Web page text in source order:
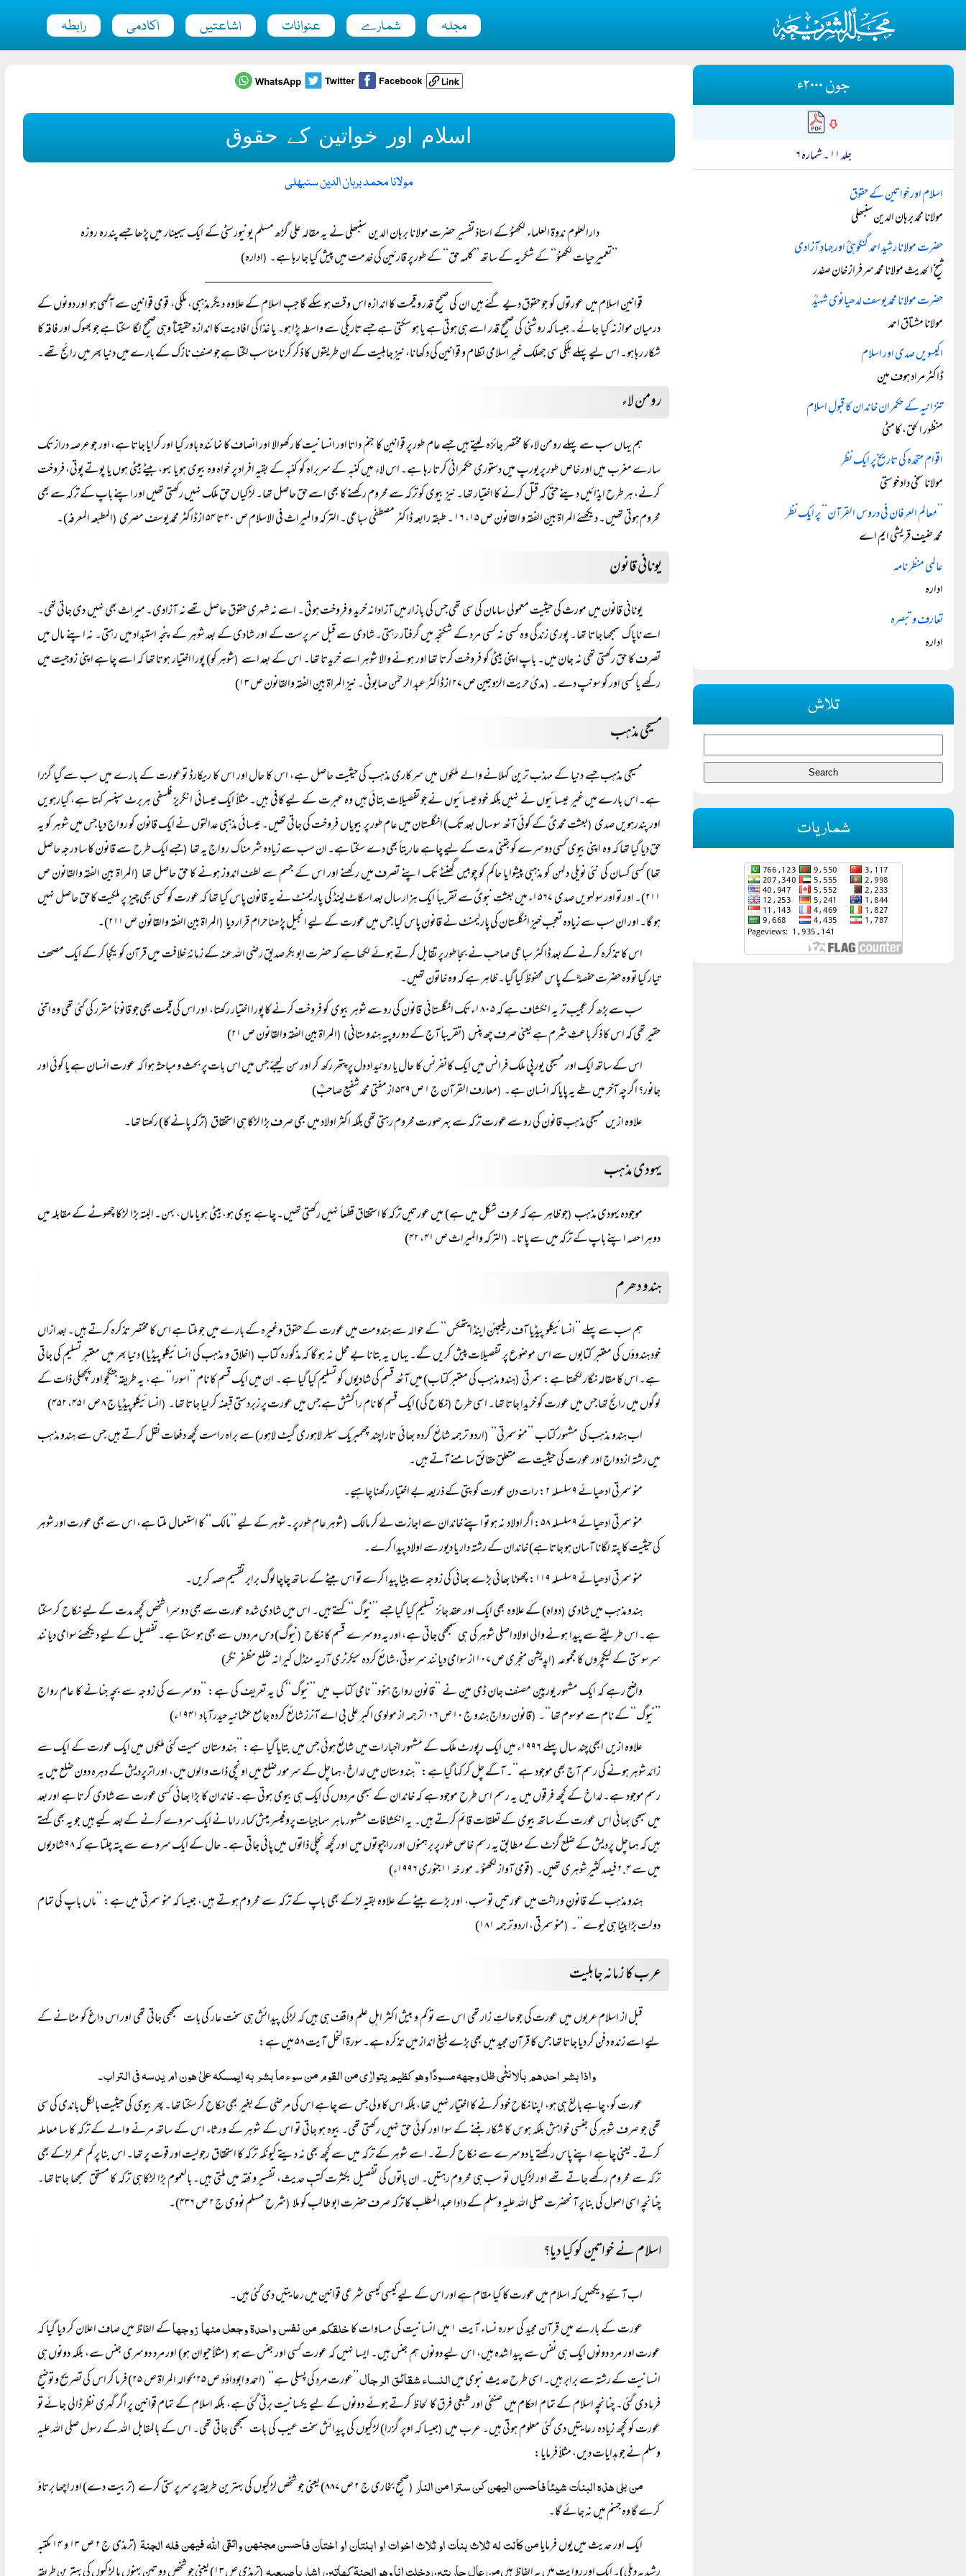
مجلہ شمارے عنوانات اشاعتیں اکادمی رابطہ
اسلام اور خواتین کے حقوق
مولانا محمد برہان الدین سنبھلی
دارالعلوم ندوۃ العلماء لکھنؤ کے استاذ تفسیر حضرت مولانا برہان الدین سنبھلی نے یہ مقالہ علی گڑھ مسلم یونیورسٹی کے ایک سیمینار میں پڑھا جسے پندرہ روزہ
’’تعمیرِ حیات لکھنؤ‘‘ کے شکریہ کے ساتھ ’’کلمہ حق‘‘ کے طور پر قارئین کی خدمت میں پیش کیا جا رہا ہے۔ (ادارہ)
قوانینِ اسلام میں عورتوں کو جو حقوق دیے گئے ہیں ان کی صحیح قدر و قیمت کا اندازہ اس وقت ہو سکے گا جب اسلام کے علاوہ دیگر مذہبی، ملکی، قومی قوانین سے آگہی ہو اور دونوں کے
درمیان موازنہ کیا جائے۔ جیسا کہ روشنی کی صحیح قدر اسے ہی ہوتی ہے یا ہو سکتی ہے جسے تاریکی سے واسطہ پڑا ہو۔ یا غذا کی افادیت کا اندازہ حقیقتاً وہی صحیح لگا سکتا ہے جو بھوک اور فاقہ کا
شکار رہا ہو۔ اس لیے پہلے ہلکی سی جھلک غیر اسلامی نظام و قوانین کی دکھانا، نیز جاہلیت کے ان طریقوں کا ذکر کرنا مناسب لگتا ہے جو صنفِ نازک کے بارے میں دنیا بھر میں رائج تھے۔
رومن لاء
ہم یہاں سب سے پہلے رومن لاء کا مختصر جائزہ لیتے ہیں جسے عام طور پر قوانین کا جنم داتا اور انسانیت کا رکھوالا اور انصاف کا نمائندہ باور کیا اور کرایا جاتا ہے، اور جو عرصہ دراز تک
سارے مغرب میں اور خاص طور پر یورپ میں دستوری حکمرانی کرتا رہا ہے۔ اس لاء میں کنبہ کے سربراہ کو کنبہ کے بقیہ افراد پر خواہ وہ بیوی ہو یا بہو، بیٹے بیٹی ہوں یا پوتے پوتی، فروخت
کرنے، ہر طرح ایذائیں دینے حتٰی کہ قتل کرنے کا اختیار تھا۔ نیز بیوی کو ترکہ سے محروم رکھنے کا بھی اسے حق حاصل تھا۔ لڑکیاں حقِ ملک نہیں رکھتی تھیں اور اپنے باپ کے ترکہ سے بھی
محروم ہوتی تھیں۔ دیکھئے المراۃ بین الفقہ و القانون ص ۱۵، ۱۶ ۔ طبقہ رابعہ ڈاکٹر مصطفٰی سباعی۔ الترکہ والمیراث فی الاسلام ص ۴۰ تا ۵۴ از ڈاکٹر محمد یوسف مصری
(المطبعہ المعرفہ)۔
یونانی قانون
یونانی قانون میں مورث کی حیثیت معمولی سامان کی سی تھی جس کی بازار میں آزادانہ خرید و فروخت ہوتی۔ اسے نہ شہری حقوق حاصل تھے نہ آزادی۔ میراث بھی نہیں دی جاتی تھی۔
اسے ناپاک سمجھا جاتا تھا۔ پوری زندگی وہ کسی نہ کسی مرد کے شکنجہ میں گرفتار رہتی۔ شادی سے قبل سرپرست کے اور شادی کے بعد شوہر کے پنجہ استبداد میں رہتی۔ نہ اپنے مال میں
تصرف کا حق رکھتی تھی نہ جان میں۔ باپ اپنی بیٹی کو فروخت کرتا تھا اور ہونے والا شوہر اسے خریدتا تھا۔ اس کے بعد اسے (شوہر کو) پورا اختیار ہوتا تھا کہ اسے چاہے اپنی زوجیت میں
رکھے یا کسی اور کو سونپ دے۔ (مدیٰ حریت الزوجین ص ۲۷ از ڈاکٹر عبد الرحمٰن صابونی۔ نیز المراۃ بین الفقہ والقانون ص ۱۳)
مسیحی مذہب
مسیحی مذہب جسے دنیا کے مہذب ترین کہلانے والے ملکوں میں سرکاری مذہب کی حیثیت حاصل ہے، اس کا حال اور اس کا ریکارڈ تو عورت کے بارے میں سب سے گیا گزرا
ہے۔ اس بارے میں غیر عیسائیوں نے نہیں بلکہ خود عیسائیوں نے جو تفصیلات بتائی ہیں وہ عبرت کے لیے کافی ہیں۔ مثلاً ایک عیسائی انگریز فلسفی ہربرٹ سپنسر کہتا ہے، گیارہویں
اور پندرہویں صدی (بعثتِ محمدیؐ کے کوئی آٹھ سو سال بعد تک) انگلستان میں عام طور پر بیویاں فروخت کی جاتی تھیں۔ عیسائی مذہبی عدالتوں نے ایک قانون کو رواج دیا جس میں شوہر کو یہ
حق دیا گیا تھا کہ وہ اپنی بیوی کسی دوسرے کو جتنی مدت کے لیے چاہے عاریتاً بھی دے سکتا ہے۔ ان سب سے زیادہ شرمناک رواج یہ تھا (جسے ایک طرح سے قانون کا سا درجہ حاصل
تھا) کسی کسان کی نئی نویلی دلہن کو مذہبی پیشوا یا حاکم کو چوبیس گھنٹے تک اپنے تصرف میں رکھنے اور اس کے جسم سے لطف اندوز ہونے کا حق حاصل تھا (المراۃ بین الفقہ والقانون ص
۲۱۱)۔ اور تو اور سولہویں صدی ۱۵۶۷ء میں بعثتِ نبویؐ سے تقریباً ایک ہزار سال بعد اسکاٹ لینڈ کی پارلیمنٹ نے یہ قانون پاس کیا تھا کہ عورت کو کسی بھی چیز پر ملکیت کا حق حاصل نہیں
ہو گا۔ اور ان سب سے زیادہ تعجب خیز انگلستان کی پارلیمنٹ نے قانون پاس کیا جس میں عورت کے لیے انجیل پڑھنا حرام قرار دیا (المراۃ بین الفقہ والقانون ص ۲۱۱)۔
اس کا تذکرہ کرنے کے بعد ڈاکٹر سباعی صاحب نے بجا طور پر تقابل کرتے ہوئے لکھا ہے کہ حضرت ابوبکر صدیق رضی اللہ عنہ کے زمانۂ خلافت میں قرآن کو یکجا کر کے ایک مصحف
تیار کیا تو وہ حضرت حفصہؓ کے پاس محفوظ کیا گیا۔ ظاہر ہے کہ وہ خاتون تھیں۔
سب سے بڑھ کر عجیب تر یہ انکشاف ہے کہ ۱۸۰۵ء تک انگلستانی قانون کی رو سے شوہر بیوی کو فروخت کرنے کا پورا اختیار رکھتا، اور اس کی قیمت بھی جو قانوناً مقرر کی گئی تھی وہ اتنی
حقیر تھی کہ اس کا ذکر باعثِ شرم ہے یعنی صرف چھ پنس (تقریباً آج کے دو روپیہ ہندوستانی) (المراۃ بین الفقہ والقانون ص ۲۱)
اس کے ساتھ ایک اور مسیحی یورپی ملک فرانس میں ایک کانفرنس کا حال یا روئیداد دل پر پتھر رکھ کر اور سن لیجئے جس میں اس بات پر بحث و مباحثہ ہوا کہ عورت انسان ہے یا کوئی اور
جانور؟ اگرچہ آخر میں طے یہ پایا کہ انسان ہے۔ (معارف القرآن ج ۱ ص ۵۴۹ از مفتی محمد شفیع صاحبؒ)
علاوہ ازیں مسیحی مذہب قانون کی رو سے عورت ترکہ سے بہرصورت محروم رہتی تھی بلکہ اکثر اولاد میں بھی صرف بڑا لڑکا ہی استحقاق (ترکہ پانے کا) رکھتا تھا۔
یہودی مذہب
موجودہ یہودی مذہب (جو ظاہر ہے کہ محرف شکل میں ہے) میں عورتیں ترکہ کا استحقاق قطعاً نہیں رکھتی تھیں۔ چاہے بیوی ہو، بیٹی ہو یا ماں، بہن۔ البتہ بڑا لڑکا چھوٹے کے مقابلہ میں
دوہرا حصہ اپنے باپ کے ترکہ میں سے پاتا۔ (الترکہ والمیراث ص ۴۱، ۴۲)
ہندو دھرم
ہم سب سے پہلے ’’انسائیکلو پیڈیا آف ریلیجئن اینڈ ایتھکس‘‘ کے حوالہ سے ہندومت میں عورت کے حقوق وغیرہ کے بارے میں جو ملتا ہے اس کا مختصر تذکرہ کرتے ہیں۔ بعد ازاں
خود ہندوؤں کی معتبر کتابوں سے اس موضوع پر تفصیلات پیش کریں گے۔ یہاں یہ بتانا بے محل نہ ہو گا کہ مذکورہ کتاب (اخلاق و مذہب کی انسائیکلو پیڈیا) دنیا بھر میں معتبر تسلیم کی جاتی
ہے۔ اس کا مقالہ نگار لکھتا ہے: سمرتی (ہندو مذہب کی معتبر کتاب) میں آٹھ قسم کی شادیوں کو تسلیم کیا گیا ہے۔ ان میں ایک قسم کا نام ’’اسورا‘‘ ہے، یہ طریقہ جنگجو اور پچھلی ذات کے
لوگوں میں رائج تھا جس میں عورت کو خریدا جاتا تھا۔ اسی طرح (نکاح کی) ایک قسم کا نام راکشش ہے جس میں عورت پر زبردستی قبضہ کر لیا جاتا تھا۔ (انسائیکلوپیڈیا ج ۸ ص ۴۵۱، ۴۵۲)
اب ہندو مذہب کی مشہور کتاب ’’منو سمرتی‘‘ (اردو ترجمہ شائع کردہ بھائی تارا چند چھمبریک سیلر لاہوری گیٹ لاہور) سے براہ راست کچھ دفعات نقل کرتے ہیں جس سے ہندو مذہب
میں رشتہ ازدواج اور عورت کی حیثیت سے متعلق حقائق سامنے آتے ہیں۔
منو سمرتی ادھیائے ۹ سلسلہ ۲: رات دن عورت کو پتی کے ذریعہ بے اختیار رکھنا چاہیے۔
منو سمرتی ادھیائے ۹ سلسلہ ۵۸: اگر اولاد نہ ہو تو اپنے خاندان سے اجازت لے کر مالک
(شوہر عام طور پر۔شوہر کے لیے ’’مالک‘‘ کا استعمال ملتا ہے، اس سے بھی عورت اور شوہر
کی حیثیت کا پتہ لگانا آسان ہو جاتا ہے) خاندان کے رشتہ دار یا دیور سے اولاد پیدا کرے۔
منو سمرتی ادھیائے ۹ سلسلہ ۱۱۹: چھوٹا بھائی بڑے بھائی کی زوجہ سے بیٹا پیدا کرے تو اس بیٹے کے ساتھ چاچا لوگ برابر تقسیم حصہ کریں۔
ہندو مذہب میں شادی (دواہ) کے علاوہ بھی ایک اور عقد جائز تسلیم کیا گیا جسے ’’نیوگ‘‘ کہتے ہیں۔ اس میں شادی شدہ عورت سے بھی دوسرا شخص کچھ مدت کے لیے نکاح کر سکتا
ہے۔ اس طریقے سے پیدا ہونے والی اولاد اصلی شوہر کی ہی سمجھی جاتی ہے، اور یہ دوسرے قسم کا نکاح (نیوگ) دس مردوں سے بھی ہو سکتا ہے۔ تفصیل کے لیے دیکھئے سوامی دیانند
سرسوستی کے لیکچروں کا مجموعہ (اپدیشن منجری ص ۱۰۷ از سوامی دیانند سرسوتی، شائع کردہ سیکرٹری آریہ منڈل کیرانہ ضلع مظفر نگر)
واضح رہے کہ ایک مشہور یورپین مصنف جان ڈی مین نے ’’قانون رواج ہنود‘‘ نامی کتاب میں ’’نیوگ‘‘ کی یہ تعریف کی ہے: ’’دوسرے کی زوجہ سے بچہ جنانے کا عام رواج
’’نیوگ‘‘ کے نام سے موسوم تھا‘‘۔ (قانون رواج ہندو ج ۱۰ ص ۱۰۶ ترجمہ از مولوی اکبر علی بی اے آنرز شائع کردہ جامع عثمانیہ حیدرآباد ۱۹۴۱ء)
علاوہ ازیں ابھی چند سال پہلے ۱۹۹۶ء میں ایک رپورٹ ملک کے مشہور اخبارات میں شائع ہوئی جس میں بتایا گیا ہے: ’’ہندوستان سمیت کئی ملکوں میں ایک عورت کے ایک سے
زائد شوہر ہونے کی رسم آج بھی موجود ہے‘‘۔ آگے چل کر کہا گیا ہے: ’’ہندوستان میں لداخ، ہماچل کے سرمور ضلع میں اونچی ذات والوں میں، اور اترپردیش کے دہرہ دون ضلع میں یہ
رسم موجود ہے۔ لداخ کے کچھ فرقوں میں یہ رسم اس طرح موجود ہے کہ خاندان کے سبھی مردوں کی ایک ہی بیوی ہوتی ہے۔ خاندان کا بڑا بھائی کسی عورت سے شادی کرتا ہے اور بعد
میں سبھی بھائی اس عورت کے ساتھ بیوی کے تعلقات قائم کرتے ہیں۔ یہ انکشافات مشہور ماہر سماجیات پروفیسر میش کمار راما نے ایک سروے کرنے کے بعد کیے ہیں جو یہ بھی کہتے
ہیں کہ ہماچل پردیش کے ضلع گزٹ کے مطابق یہ رسم خاص طور پر برہمنوں اور راجپوتوں میں اور کچھ نچلی ذاتوں میں پائی جاتی ہے۔ حال کے ایک سروے سے پتہ چلتا ہے کہ ۹۸ شادیوں
میں سے ۲.۴ فیصد کثیر شوہری تھیں۔
(قومی آواز لکھنؤ ۔ مورخہ ۱۱ جنوری ۱۹۹۶ء)
ہندو مذہب کے قانونِ وراثت میں عورتیں تو سب، اور بڑے بیٹے کے علاوہ بقیہ لڑکے بھی باپ کے ترکہ سے محروم ہوتے ہیں، جیسا کہ منو سمرتی میں ہے: ’’ماں باپ کی تمام
دولت بڑا بیٹا ہی لیوے‘‘۔ (منو سمرتی، اردو ترجمہ ۱۸۱)
عرب کا زمانہ جاہلیت
قبل از اسلام عربوں میں عورت کی جو حالتِ زار تھی اس سے تو کم و بیش اکثر اہلِ علم واقف ہی ہیں کہ لڑکی پیدائش ہی سخت عار کی بات سمجھی جاتی تھی اور اس داغ کو مٹانے کے
لیے اسے زندہ دفن کر دیا جاتا تھا جس کا قرآن مجید میں بھی بڑے بلیغ انداز میں تذکرہ ہے۔ سورۃ النحل آیت ۵۸ میں ہے:
واذا بشر احدھم بالانثٰی ظل وجھہ مسودًا وھو کظیم یتوارٰی من القوم من سوء ما بشر بہ ایمسکہ علیٰ ھون ام یدسہ فی التراب۔
عورت کو، چاہے بالغ ہی ہو، اپنا نکاح خود کرنے کا اختیار نہیں تھا، بلکہ اس کا ولی جس سے چاہے اس کی مرضی کے بغیر بھی نکاح کر سکتا تھا۔ پھر بیوی کی حیثیت بالکل باندی کی سی
تھی جو صرف شوہر کی جنسی خواہش بلکہ ہوس کا شکار بننے کے سوا اور کوئی حق نہیں رکھتی تھی۔ بیوہ ہو جاتی تو اس کے شوہر کے ورثاء اس کے ساتھ مرنے والے کے ترکہ کا سا معاملہ
کرتے۔ یعنی چاہے اپنے پاس رکھتے یا دوسرے سے نکاح کرتے۔ اسے شوہر کے ترکہ میں سے کچھ بھی نہ دیتے کیونکہ ترکہ کا استحقاق رجولیت اور قوت پر تھا۔ اس بنا پر کم عمر لڑکے بھی
ترکہ سے محروم رکھے جاتے تھے اور لڑکیاں تو سب ہی محروم رہتیں۔ ان باتوں کی تفصیل بکثرت کتبِ حدیث، تفسیر و فقہ میں ملتی ہیں۔ بالعموم بڑا لڑکا ہی ترکہ کا مستحق سمجھا جاتا تھا۔
چنانچہ اسی اصول کی بنا پر آنحضرت صلی اللہ علیہ وسلم کے دادا عبد المطلب کا ترکہ صرف حضرت ابو طالب کو ملا(شرح مسلم نووی ج ۲ ص ۴۳۶)۔
اسلام نے خواتین کو کیا دیا؟
اب آئیے دیکھیں کہ اسلام میں عورت کا کیا مقام ہے اور اس کے لیے کیسی کیسی شرعی قوانین میں رعایتیں دی گئی ہیں۔
عورت کے بارے میں قرآن مجید کی سورہ نساء آیت ۱ میں انسانیت کی مساوات کا
خلقکم من نفس واحدۃ وجعل منھا زوجھاکے الفاظ میں صاف اعلان کر دیا گیا کہ
عورت اور مرد دونوں ایک ہی نفس سے پیدا شدہ ہیں، اس لیے دونوں ہم جنس ہیں۔ ایسا نہیں کہ عورت کسی اور جنس سے ہو(مثلاً حیوان ہو) اور مرد دوسری جنس سے، بلکہ دونوں ہی
انسانیت کے رشتہ سے برابر ہیں۔ اسی طرح حدیثِ نبوی میںالنساء شقائق الرجال’’عورت مرد کی پسلی ہے‘‘ (
احمد و ابوداؤد ص ۲۵ بحوالہ المراۃ ص ۲۵) فرما کر اس کی تصریح و توضیح
فرما دی گئی۔ چنانچہ اسلام کے تمام احکام میں صنفی اور طبعی فرق کا لحاظ کرتے ہوئے دونوں کے لیے یکسانیت برتی گئی ہے، بلکہ اسلام کے تمام قوانین پر اگر گہری نظر ڈالی جائے تو
عورت کو کچھ زیادہ رعایتیں دی گئی معلوم ہوتی ہیں۔ عرب میں (جیسا کہ اوپر گزرا) لڑکیوں کی پیدائش سخت عیب کی بات سمجھی جاتی تھی۔ اس کے بالمقابل اللہ کے رسول صلی اللہ علیہ
وسلم نے جو ہدایات دیں، مثلاً فرمایا:
من بلی ھذہ البنات شیئا فاحسن الیھن کن سترا من النار ( صحیح بخاری ج ۲ ص ۸۸۷) یعنی جو شخص لڑکیوں کی بہترین طریقہ پر سرپرستی کرے (تربیت دے) اور اچھا برتاؤ
کرے گا وہ جہنم میں نہ جائے گا۔
ایک اور حدیث میں یوں فرمایامن کانت لہ ثلاث بنات او ثلاث اخوات او ابنتان او اختان فاحسن مجنھن واتقی اللہ فیھن فلہ الجنۃ(
ترمذی ج ۲ ص ۱۳ و ۱۴ مکتبہ
من عال جاریتین دخلت انا وھو الجنۃ کھاتین اشاریا صبعیہ(
جون ۲۰۰۰ء
جلد ۱۱ ۔ شمارہ ۶
اسلام اور خواتین کے حقوق
مولانا محمد برہان الدین سنبھلی
حضرت مولانا رشید احمد گنگوہیؒ اور جہادِ آزادی
شیخ الحدیث مولانا محمد سرفراز خان صفدر
حضرت مولانا محمد یوسف لدھیانوی شہیدؒ
مولانا مشتاق احمد
اکیسویں صدی اور اسلام
ڈاکٹر مراد ہوف مین
تنزانیہ کے حکمران خاندان کا قبولِ اسلام
منظور الحق، کامٹی
اقوامِ متحدہ کی تاریخ پر ایک نظر
مولانا سخی داد خوستی
’’معالم العرفان فی دروس القرآن‘‘ پر ایک نظر
محمد حنیف قریشی ایم اے
عالمی منظر نامہ
ادارہ
تعارف و تبصرہ
ادارہ
تلاش
شماریات